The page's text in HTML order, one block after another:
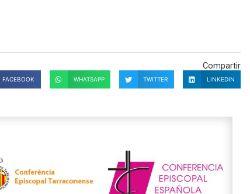
Compartir
FACEBOOK WHATSAPP TWITTER LINKEDIN